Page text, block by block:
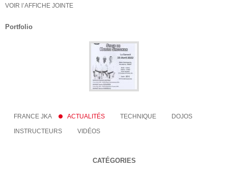
VOIR l’AFFICHE JOINTE
Portfolio
FRANCE JKA ACTUALITÉS TECHNIQUE DOJOS
INSTRUCTEURS VIDÉOS
CATÉGORIES